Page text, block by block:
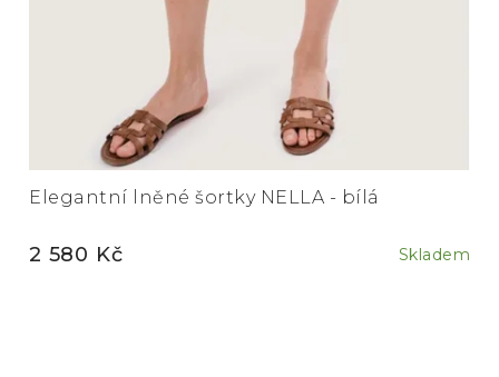
Elegantní lněné šortky NELLA - bílá
Skladem
2 580 Kč